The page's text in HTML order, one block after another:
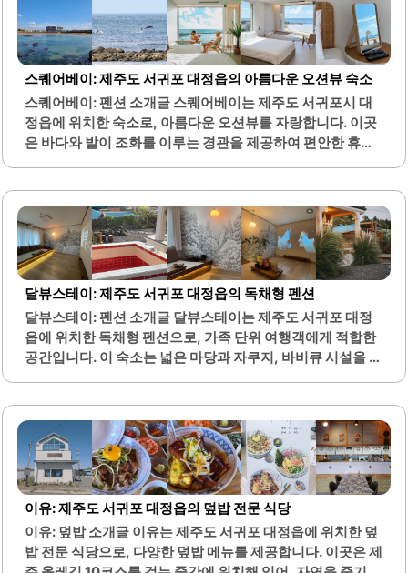
상추쌈과 함께 즐기면 더욱 맛있습니다. 또한, 이곳의 밑반찬
은 신선하고 깔끔하여 식사와 잘 어울립니다. 고을식당은 가
성비가 뛰어나며, 양도 넉넉하여 만족스러운 식사를 제공합
니다.주차 공간도 근처에 마련되어 있어 방문이 용이합니다.
특히, 현지인들이 자주 찾는 맛집으로, 제주도 여행 중 꼭 들
러볼 만한 곳입니다. 고기국수와 돔베고기를 함께 주문하면
든든한 한 끼를 즐길 수 있습니다.이곳은 평일에도 대기 없이
쉽게 방문할 수 있어 편리합니다. 고을식당은 제주도에서의..
스퀘어베이: 제주도 서귀포 대정읍의 아름다운 오션뷰 숙소
스퀘어베이: 펜션 소개글 스퀘어베이는 제주도 서귀포시 대
정읍에 위치한 숙소로, 아름다운 오션뷰를 자랑합니다. 이곳
은 바다와 밭이 조화를 이루는 경관을 제공하여 편안한 휴식
박이 가능합니다.특히, 샴푸, 린스, 바디워시 등 기본적인 세
면도구가 제공되어 여행 중 필요한 물품을 챙기지 않아도 됩
니다. 스퀘어베이는 무인으로 운영되지만, 사장님과의 연락
이 원활하여 필요한 사항에 대해 신속하게 대응받을 수 있습
니다. 주변에는 편의점이 멀리 위치해 있으므로, 미리 식료품
을 준비하는 것이 좋습니다.숙소에서 바라보는 일몰은 특히
아름다우며, 조용한 환경 속에서 힐링할 수 있는 공간으로 적
합합니다. 또한, 이곳에서는 돌고래를 관찰할 수 있는 기회도
있어 자연과의 교감을 느낄 수..
달뷰스테이: 제주도 서귀포 대정읍의 독채형 펜션
달뷰스테이: 펜션 소개글 달뷰스테이는 제주도 서귀포 대정
읍에 위치한 독채형 펜션으로, 가족 단위 여행객에게 적합한
공간입니다. 이 숙소는 넓은 마당과 자쿠지, 바비큐 시설을 갖
각 방은 저상침대로 설계되어 있어 아기와 함께하는 가족에
게 안전한 환경을 제공합니다. 또한, 두 개의 욕실이 마련되어
있어 아침 준비가 용이합니다. 주방에는 필요한 조리 도구와
커피 머신이 구비되어 있어 간단한 요리가 가능합니다.거실
에는 대형 빔프로젝터가 설치되어 있어 영화 감상이 가능합
니다. 청결 상태가 우수하여 쾌적한 환경에서 머무를 수 있습
니다. 주변은 조용하고 한적하여 힐링하기에 적합합니다.공
항에서 차로 약 40분 거리에 위치하고, 버스 정류장이 가까
이유: 제주도 서귀포 대정읍의 덮밥 전문 식당
이유: 덮밥 소개글 이유는 제주도 서귀포 대정읍에 위치한 덮
밥 전문 식당으로, 다양한 덮밥 메뉴를 제공합니다. 이곳은 제